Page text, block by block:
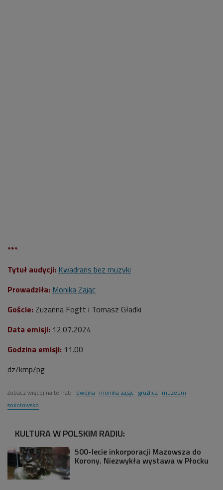
***
Tytuł audycji: Kwadrans bez muzyki
Prowadziła: Monika Zając
Goście: Zuzanna Fogtt i Tomasz Gładki
Data emisji: 12.07.2024
Godzina emisji: 11.00
dz/kmp/pg
Zobacz więcej na temat: dwójka monika zając gruźlica muzeum
sokołowsko
KULTURA W POLSKIM RADIU:
500-lecie inkorporacji Mazowsza do
Korony. Niezwykła wystawa w Płocku